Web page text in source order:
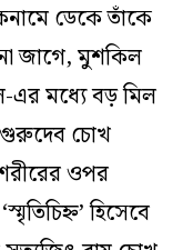
ডেকে তাঁকে
জাগে, মুশকিল
এর মধ্যে বড় মিল
গুরুদেব চোখ
ওপর
হিসেবে